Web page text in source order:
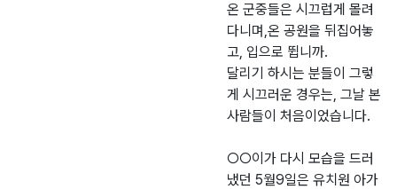
온 군중들은 시끄럽게 몰려
다니며,온 공원을 뒤집어놓
고, 입으로 뜁니까.
달리기 하시는 분들이 그렇
게 시끄러운 경우는, 그날 본
사람들이 처음이었습니다.
○○이가 다시 모습을 드러
냈던 5월9일은 유치원 아가